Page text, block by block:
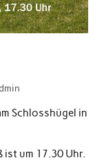
Schlosshügel in
ist um 17.30 Uhr.